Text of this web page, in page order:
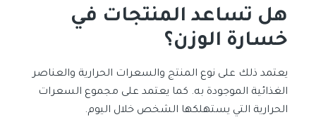
هل تساعد المنتجات في
خسارة الوزن؟
يعتمد ذلك على نوع المنتج والسعرات الحرارية والعناصر
الغذائية الموجودة به. كما يعتمد على مجموع السعرات
الحرارية التي يستهلكها الشخص خلال اليوم.